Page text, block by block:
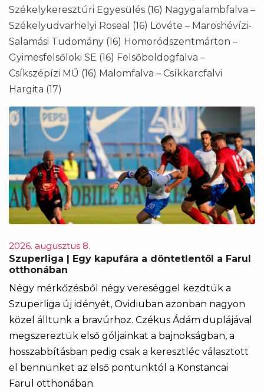
Székelykeresztúri Egyesülés (16) Nagygalambfalva –
Székelyudvarhelyi Roseal (16) Lövéte – Maroshévízi-
Salamási Tudomány (16) Homoródszentmárton –
Gyimesfelsőloki SE (16) Felsőboldogfalva –
Csíkszépízi MŰ (16) Malomfalva – Csíkkarcfalvi
Hargita (17)
2026. augusztus 8.
Szuperliga | Egy kapufára a döntetlentől a Farul
otthonában
Négy mérkőzésből négy vereséggel kezdtük a
Szuperliga új idényét, Ovidiuban azonban nagyon
közel álltunk a bravúrhoz. Czékus Ádám duplájával
megszereztük első góljainkat a bajnokságban, a
hosszabbításban pedig csak a keresztléc választott
el bennünket az első pontunktól a Konstancai
Farul otthonában.